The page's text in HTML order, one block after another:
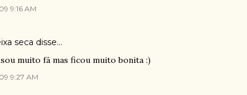
9:16 AM
seca disse…
muito fã mas ficou muito bonita :)
9:27 AM